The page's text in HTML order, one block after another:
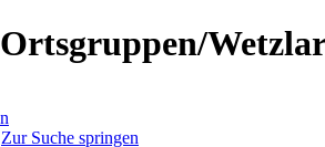
Zur Suche springen